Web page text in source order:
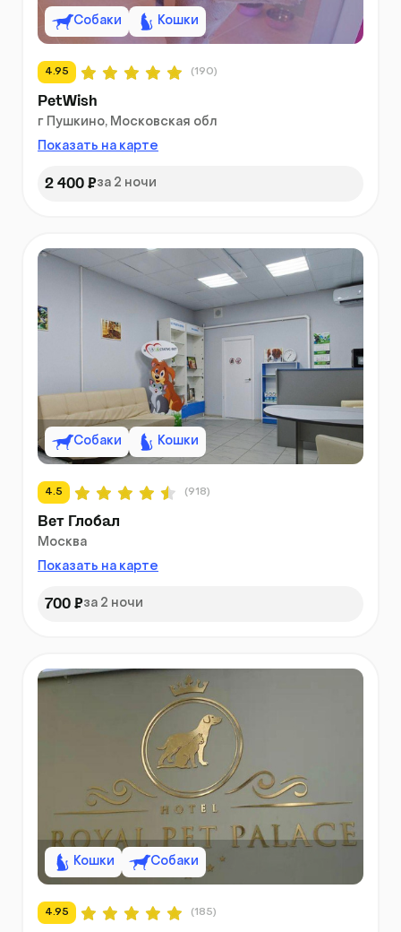
Собаки Кошки
4.95 (190)
PetWish
г Пушкино, Московская обл
Показать на карте
2 400 ₽за 2 ночи
Собаки Кошки
4.5 (918)
Вет Глобал
Москва
Показать на карте
700 ₽за 2 ночи
Кошки Собаки
4.95 (185)